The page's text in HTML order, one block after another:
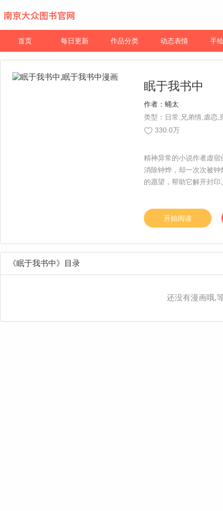
首页 每日更新 作品分类 动态表情 手
眠于我书中
作者： 蛹太
类型：日常,兄弟情,虐恋,
330.0万
精神异常的小说作者虚
消除钟烨，却一次次被
的愿望，帮助它解开封
开始阅读
《眠于我书中》目录
还没有漫画哦,